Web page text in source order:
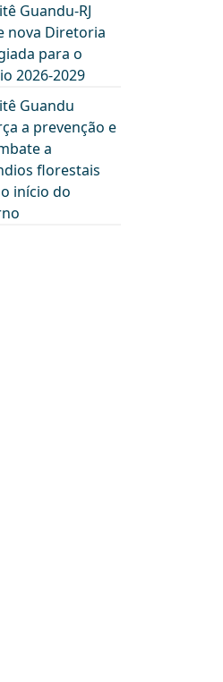
Guandu-RJ
nova Diretoria
para o
2026-2029
Guandu
a prevenção e
a
florestais
início do